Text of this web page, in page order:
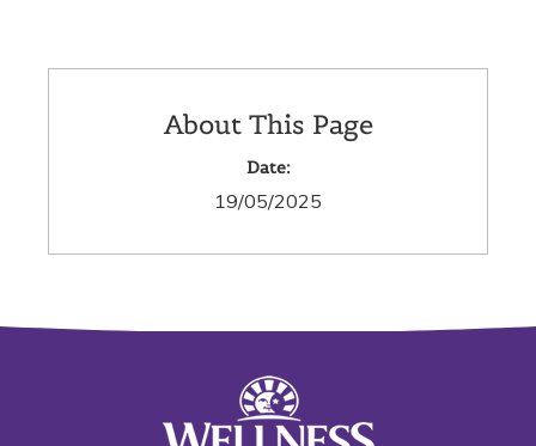
About This Page
Date:
19/05/2025